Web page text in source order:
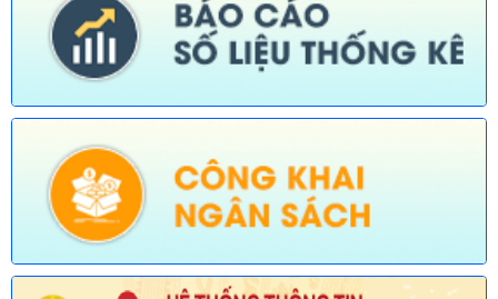
được sửa đổi, bổ sung trong lĩnh vực đường thủy nội địa thuộc
phạm vi chức năng quản lý của Sở Xây dựng)
Ngày ban hành: (30/07/2026)
Tên:(Thông báo về việc công bố Danh mục thủ tục hành chính
thuộc phạm vi chức năng quản lý của Sở Khoa học và Công
nghệ)
Ngày ban hành: (30/07/2026)
678/TB-UBND
Tên:(Thông báo về việc công bố Danh mục thủ tục hành chính
mới ban hành và bị bãi bỏ lĩnh vực Viên chức thuộc phạm vi